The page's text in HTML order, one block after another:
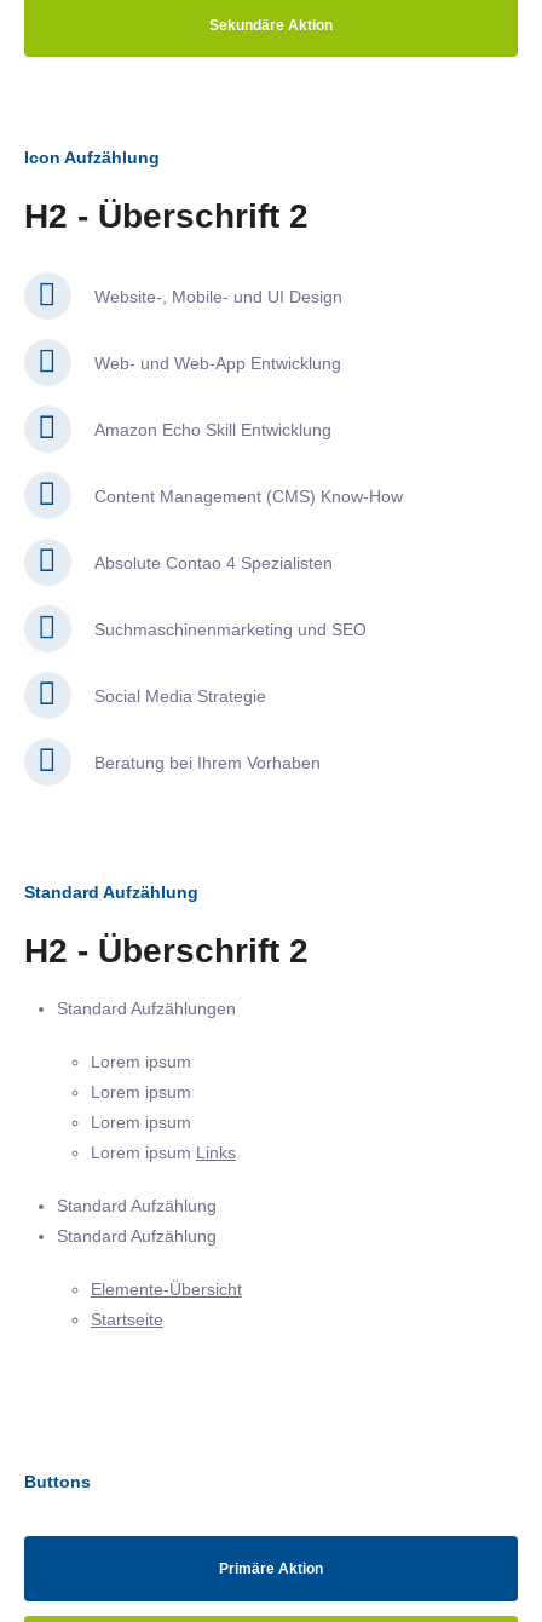
Sekundäre Aktion
Icon Aufzählung
H2 - Überschrift 2
Website-, Mobile- und UI Design
Web- und Web-App Entwicklung
Amazon Echo Skill Entwicklung
Content Management (CMS) Know-How
Absolute Contao 4 Spezialisten
Suchmaschinenmarketing und SEO
Social Media Strategie
Beratung bei Ihrem Vorhaben
Standard Aufzählung
H2 - Überschrift 2
Standard Aufzählungen
Lorem ipsum
Lorem ipsum
Lorem ipsum
Lorem ipsum Links
Standard Aufzählung
Standard Aufzählung
Elemente-Übersicht
Startseite
Buttons
Primäre Aktion